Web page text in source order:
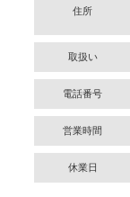
住所
取扱い
電話番号
営業時間
休業日